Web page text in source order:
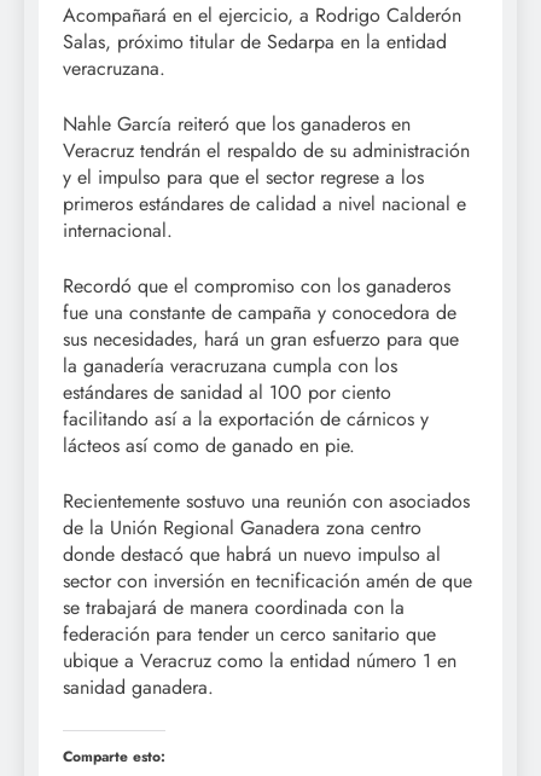
Acompañará en el ejercicio, a Rodrigo Calderón
Salas, próximo titular de Sedarpa en la entidad
veracruzana.
Nahle García reiteró que los ganaderos en
Veracruz tendrán el respaldo de su administración
y el impulso para que el sector regrese a los
primeros estándares de calidad a nivel nacional e
internacional.
Recordó que el compromiso con los ganaderos
fue una constante de campaña y conocedora de
sus necesidades, hará un gran esfuerzo para que
la ganadería veracruzana cumpla con los
estándares de sanidad al 100 por ciento
facilitando así a la exportación de cárnicos y
lácteos así como de ganado en pie.
Recientemente sostuvo una reunión con asociados
de la Unión Regional Ganadera zona centro
donde destacó que habrá un nuevo impulso al
sector con inversión en tecnificación amén de que
se trabajará de manera coordinada con la
federación para tender un cerco sanitario que
ubique a Veracruz como la entidad número 1 en
sanidad ganadera.
Comparte esto: